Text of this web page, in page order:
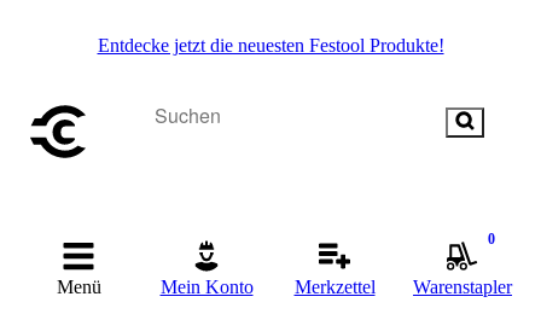
Entdecke jetzt die neuesten Festool Produkte!
Menü Mein Konto Merkzettel
0
Warenstapler
/
Schweißen & Löten
/